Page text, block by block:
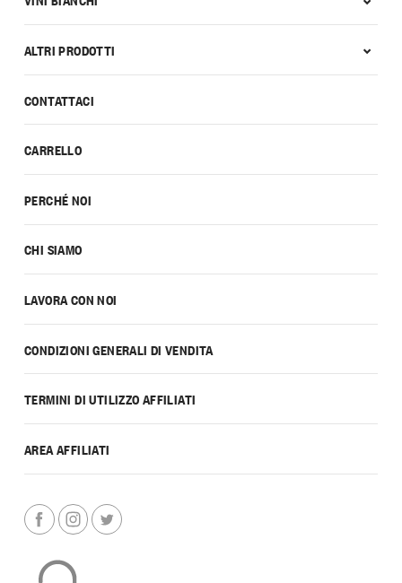
CONTATTACI
CARRELLO
PERCHÉ NOI
CHI SIAMO
LAVORA CON NOI
CONDIZIONI GENERALI DI VENDITA
TERMINI DI UTILIZZO AFFILIATI
AREA AFFILIATI
ALTRI PRODOTTI